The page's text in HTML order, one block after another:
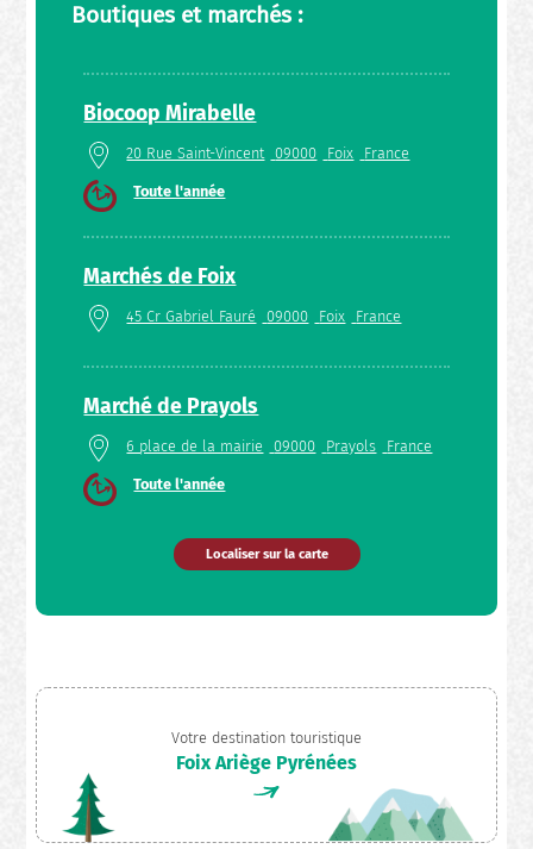
Boutiques et marchés :
Biocoop Mirabelle
20 Rue Saint-Vincent 09000 Foix France
Toute l'année
Marchés de Foix
45 Cr Gabriel Fauré 09000 Foix France
Marché de Prayols
6 place de la mairie 09000 Prayols France
Toute l'année
Localiser sur la carte
Votre destination touristique
Foix Ariège Pyrénées